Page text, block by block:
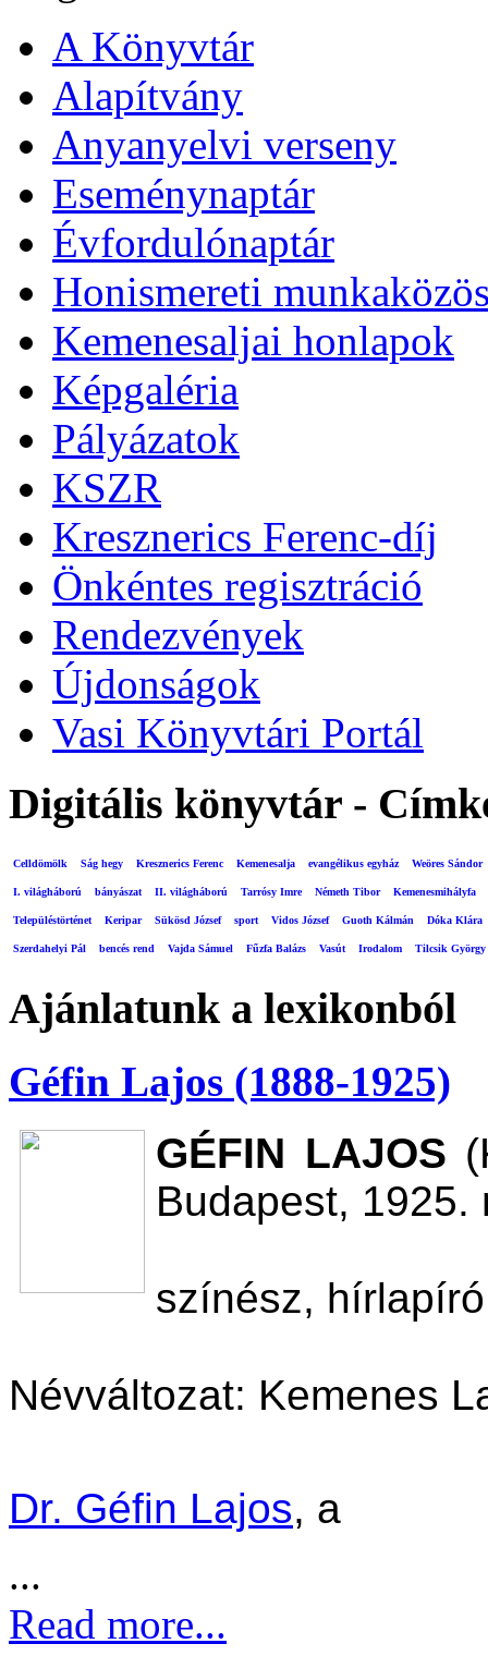
A Könyvtár
Alapítvány
Anyanyelvi verseny
Eseménynaptár
Évfordulónaptár
Honismereti
Kemenesaljai honlapok
Képgaléria
Pályázatok
KSZR
Kresznerics Ferenc-díj
Önkéntes regisztráció
Rendezvények
Újdonságok
Vasi Könyvtári Portál
Digitális könyvtár -
Celldömölk Ság hegy Kresznerics Ferenc Kemenesalja evangélikus egyház Weöres Sándor
I. világháború bányászat II. világháború Tarrósy Imre Németh Tibor Kemenesmihályfa
Településtörténet Keripar Sükösd József sport Vidos József Guoth Kálmán Dóka Klára
Szerdahelyi Pál bencés rend Vajda Sámuel Fűzfa Balázs Vasút Irodalom Tilcsik György
Ajánlatunk a lexikonból
Géfin Lajos (1888-1925)
GÉFIN LAJOS
Budapest, 1925.
színész,
Névváltozat: Kemenes
Dr. Géfin Lajos, a
...
Read more...